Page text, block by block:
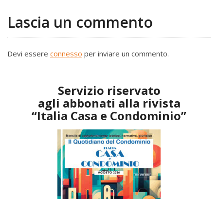
Lascia un commento
Devi essere connesso per inviare un commento.
Servizio riservato
agli abbonati alla rivista
“Italia Casa e Condominio”